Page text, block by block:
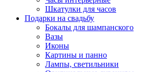
Шкатулки для часов
Подарки на свадьбу
Бокалы для шампанского
Вазы
Иконы
Картины и панно
Лампы, светильники